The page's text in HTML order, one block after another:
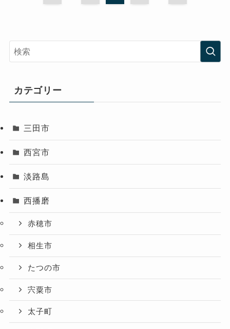
カテゴリー
三田市
西宮市
淡路島
西播磨
赤穂市
相生市
たつの市
宍粟市
太子町